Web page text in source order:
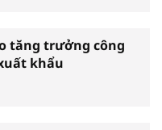
tăng trưởng công
khẩu